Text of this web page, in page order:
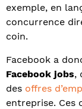
exemple, en
concurrence
coin.
Facebook a
Facebook jobs,
des offres
entreprise. Ces